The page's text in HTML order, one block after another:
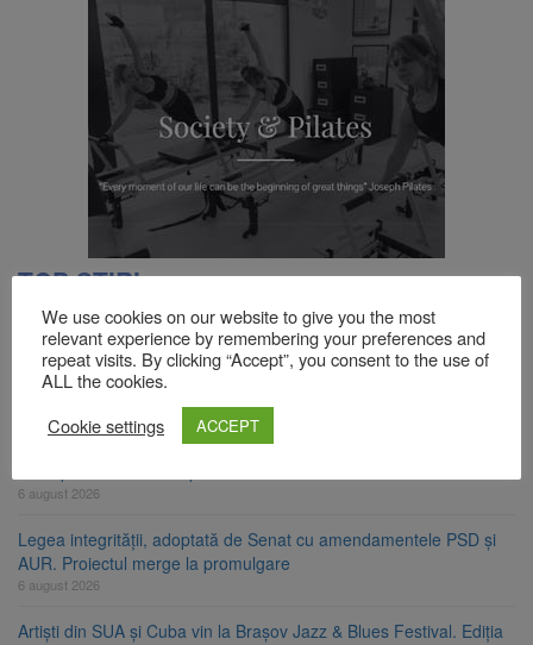
TOP ȘTIRI
Fuego vine la Zărnești. Recital special pe scena Festivalului
„Ecoul Pietrei Craiului”, pe 2 octombrie
Legea decarbonizării, adoptată după dezbateri aprinse. Ce se
6 august 2026
Legea integrității, adoptată de Senat cu amendamentele PSD și
AUR. Proiectul merge la promulgare
6 august 2026
Artiști din SUA și Cuba vin la Brașov Jazz & Blues Festival. Ediția
We use cookies on our website to give you the most
relevant experience by remembering your preferences and
repeat visits. By clicking “Accept”, you consent to the use of
ALL the cookies.
Cookie settings
ACCEPT